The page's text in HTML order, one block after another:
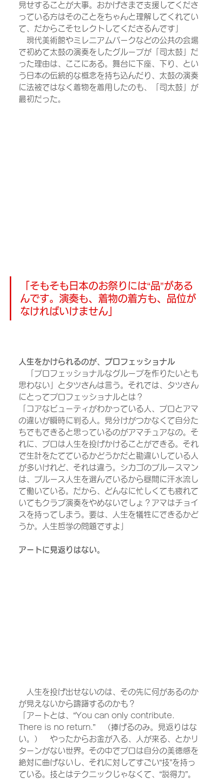
見せすることが大事。おかげさまで支援してくださ
っている方はそのことをちゃんと理解してくれてい
て、だからこそセレクトしてくださるんです」
現代美術館やミレニアムパークなどの公共の会場
で初めて太鼓の演奏をしたグループが「司太鼓」だ
った理由は、ここにある。舞台に下座、下り、とい
う日本の伝統的な概念を持ち込んだり、太鼓の演奏
に法被ではなく着物を着用したのも、「司太鼓」が
最初だった。
「そもそも日本のお祭りには“品”がある
んです。演奏も、着物の着方も、品位が
なければいけません」
人生をかけられるのが、プロフェッショナル
「プロフェッショナルなグループを作りたいとも
思わない」とタツさんは言う。それでは、タツさん
にとってプロフェッショナルとは？
「コアなビューティがわかっている人、プロとアマ
の違いが瞬時に判る人。見分けがつかなくて自分た
ちでもできると思っているのがアマチュアなの。そ
れに、プロは人生を投げかけることができる。それ
で生計をたてているかどうかだと勘違いしている人
が多いけれど、それは違う。シカゴのブルースマン
は、ブルース人生を選んでいるから昼間に汗水流し
て働いている。だから、どんなに忙しくても疲れて
いてもクラブ演奏をやめないでしょ？アマはチョイ
スを持ってしまう。要は、人生を犠牲にできるかど
うか。人生哲学の問題ですよ」
アートに見返りはない。
人生を投げ出せないのは、その先に何があるのか
が見えないから躊躇するのかも？
「アートとは、“You can only contribute.
There is no return.”　（捧げるのみ。見返りはな
い。）　やったからお金が入る、人が来る、とかリ
ターンがない世界。その中でプロは自分の美徳感を
絶対に曲げないし、それに対してすごい“技”を持っ
ている。技とはテクニックじゃなくて、“説得力”。